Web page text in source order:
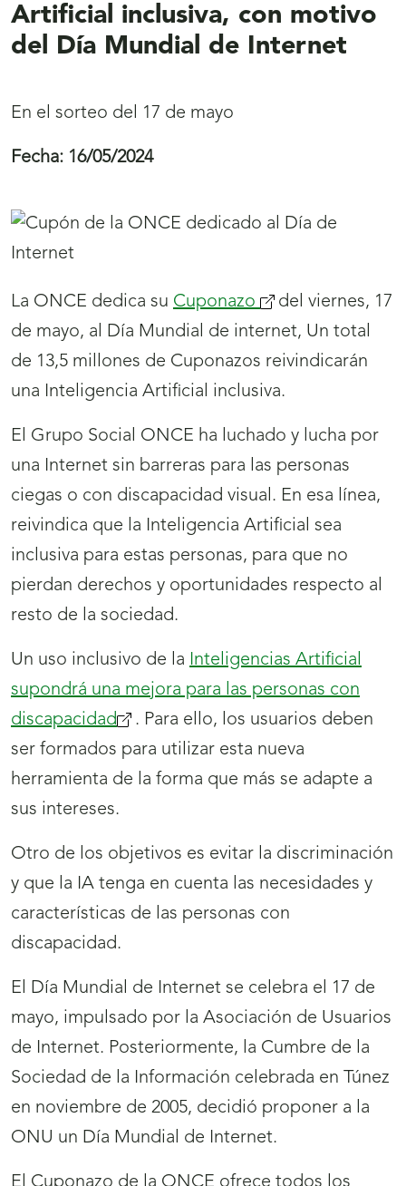
Artificial inclusiva, con motivo
del Día Mundial de Internet
En el sorteo del 17 de mayo
Fecha: 16/05/2024
La ONCE dedica su Cuponazo (se
abrirá
nueva
ventana)
del viernes, 17
de mayo, al Día Mundial de internet, Un total
de 13,5 millones de Cuponazos reivindicarán
una Inteligencia Artificial inclusiva.
El Grupo Social ONCE ha luchado y lucha por
una Internet sin barreras para las personas
ciegas o con discapacidad visual. En esa línea,
reivindica que la Inteligencia Artificial sea
inclusiva para estas personas, para que no
pierdan derechos y oportunidades respecto al
resto de la sociedad.
Un uso inclusivo de la Inteligencias Artificial
supondrá una mejora para las personas con
discapacidad(se
abrirá
nueva
ventana)
. Para ello, los usuarios deben
ser formados para utilizar esta nueva
herramienta de la forma que más se adapte a
sus intereses.
Otro de los objetivos es evitar la discriminación
y que la IA tenga en cuenta las necesidades y
características de las personas con
discapacidad.
El Día Mundial de Internet se celebra el 17 de
mayo, impulsado por la Asociación de Usuarios
de Internet. Posteriormente, la Cumbre de la
Sociedad de la Información celebrada en Túnez
en noviembre de 2005, decidió proponer a la
ONU un Día Mundial de Internet.